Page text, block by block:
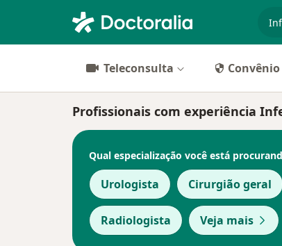
Teleconsulta Convênio
Profissionais com experiência
Qual especialização você está
Urologista Cirurgião geral
Radiologista Veja mais